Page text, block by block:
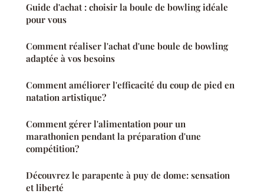
Guide d'achat : choisir la boule de bowling idéale
pour vous
Comment réaliser l'achat d'une boule de bowling
adaptée à vos besoins
Comment améliorer l'efficacité du coup de pied en
natation artistique?
Comment gérer l'alimentation pour un
marathonien pendant la préparation d'une
compétition?
Découvrez le parapente à puy de dome: sensation
et liberté